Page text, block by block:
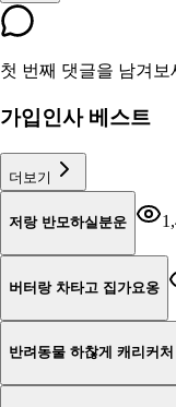
첫 번째 댓글을 남겨보
가입인사 베스트
더보기
저랑 반모하실분운
버터랑 차타고 집가요옹
반려동물 하찮게 캐리커